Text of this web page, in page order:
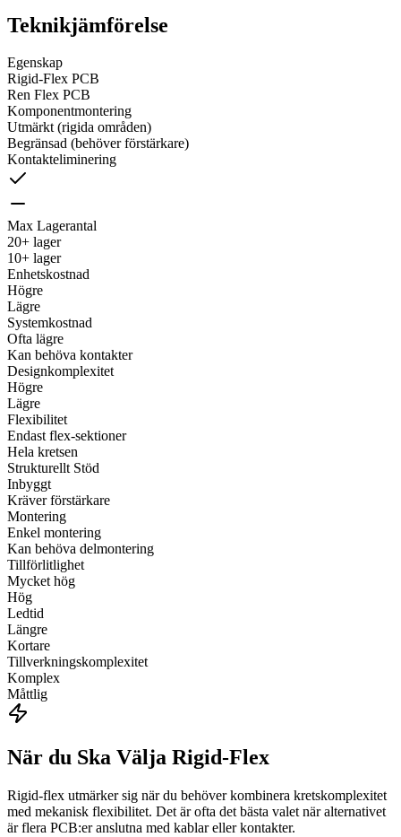
Teknikjämförelse
Egenskap
Rigid-Flex PCB
Ren Flex PCB
Komponentmontering
Utmärkt (rigida områden)
Begränsad (behöver förstärkare)
Kontakteliminering
Max Lagerantal
20+ lager
10+ lager
Enhetskostnad
Högre
Lägre
Systemkostnad
Ofta lägre
Kan behöva kontakter
Designkomplexitet
Högre
Lägre
Flexibilitet
Endast flex-sektioner
Hela kretsen
Strukturellt Stöd
Inbyggt
Kräver förstärkare
Montering
Enkel montering
Kan behöva delmontering
Tillförlitlighet
Mycket hög
Hög
Ledtid
Längre
Kortare
Tillverkningskomplexitet
Komplex
Måttlig
När du Ska Välja Rigid-Flex
Rigid-flex utmärker sig när du behöver kombinera kretskomplexitet
med mekanisk flexibilitet. Det är ofta det bästa valet när alternativet
är flera PCB:er anslutna med kablar eller kontakter.